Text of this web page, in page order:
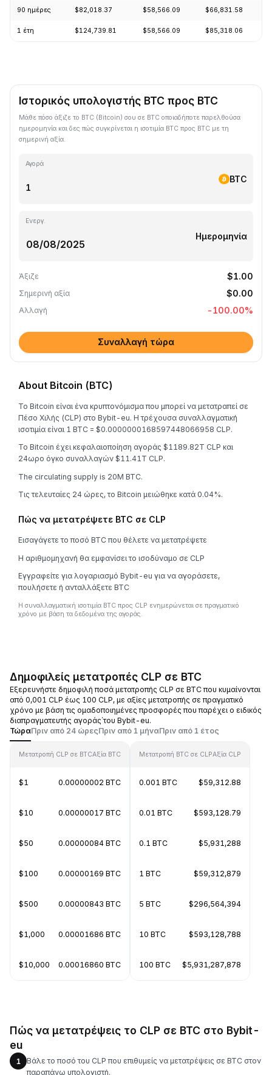
90 ημέρες $82,018.37 $58,566.09 $66,831.58
1 έτη $124,739.81 $58,566.09 $85,318.06
Ιστορικός υπολογιστής BTC προς BTC
Μάθε πόσο άξιζε το BTC (Bitcoin) σου σε BTC οποιαδήποτε παρελθούσα
ημερομηνία και δες πώς συγκρίνεται η ισοτιμία BTC προς BTC με τη
σημερινή αξία.
Αγορά
BTC
Ενεργ.
Ημερομηνία
Άξιζε $1.00
Σημερινή αξία $0.00
Αλλαγή -100.00%
Συναλλαγή τώρα
About Bitcoin (BTC)
Το Bitcoin είναι ένα κρυπτονόμισμα που μπορεί να μετατραπεί σε
Πέσο Χιλής (CLP) στο Bybit-eu. Η τρέχουσα συναλλαγματική
ισοτιμία είναι 1 BTC = $0.0000000168597448066958 CLP.
Το Bitcoin έχει κεφαλαιοποίηση αγοράς $1189.82T CLP και
24ωρο όγκο συναλλαγών $11.41T CLP.
The circulating supply is 20M BTC.
Τις τελευταίες 24 ώρες, το Bitcoin μειώθηκε κατά 0.04%.
Πώς να μετατρέψετε BTC σε CLP
Εισαγάγετε το ποσό BTC που θέλετε να μετατρέψετε
Η αριθμομηχανή θα εμφανίσει το ισοδύναμο σε CLP
Εγγραφείτε για λογαριασμό Bybit-eu για να αγοράσετε,
πουλήσετε ή ανταλλάξετε BTC
Η συναλλαγματική ισοτιμία BTC προς CLP ενημερώνεται σε πραγματικό
χρόνο με βάση τα δεδομένα της αγοράς.
Δημοφιλείς μετατροπές CLP σε BTC
Εξερευνήστε δημοφιλή ποσά μετατροπής CLP σε BTC που κυμαίνονται
από 0,001 CLP έως 100 CLP, με αξίες μετατροπής σε πραγματικό
χρόνο με βάση τις ομαδοποιημένες προσφορές που παρέχει ο ειδικός
διαπραγματευτής αγοράς΄του Bybit-eu.
ΤώραΠριν από 24 ώρεςΠριν από 1 μήναΠριν από 1 έτος
Μετατροπή CLP σε BTCΑξία BTC
$1 0.00000002 BTC
$10 0.00000017 BTC
$50 0.00000084 BTC
$100 0.00000169 BTC
$500 0.00000843 BTC
$1,000 0.00001686 BTC
$10,000 0.00016860 BTC
Μετατροπή BTC σε CLPΑξία CLP
0.001 BTC $59,312.88
0.01 BTC $593,128.79
0.1 BTC $5,931,288
1 BTC $59,312,879
5 BTC $296,564,394
10 BTC $593,128,788
100 BTC $5,931,287,878
Πώς να μετατρέψεις το CLP σε BTC στο Bybit-
eu
1
Βάλε το ποσό του CLP που επιθυμείς να μετατρέψεις σε BTC στον
παραπάνω υπολογιστή.